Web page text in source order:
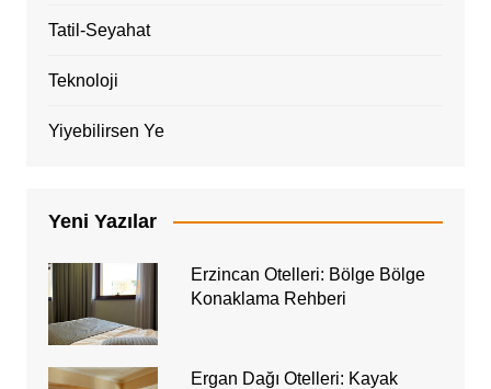
Tatil-Seyahat
Teknoloji
Yiyebilirsen Ye
Yeni Yazılar
Erzincan Otelleri: Bölge Bölge
Konaklama Rehberi
Ergan Dağı Otelleri: Kayak